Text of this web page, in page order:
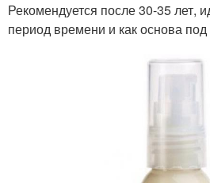
Рекомендуется после 30-35 лет,
период времени и как основа